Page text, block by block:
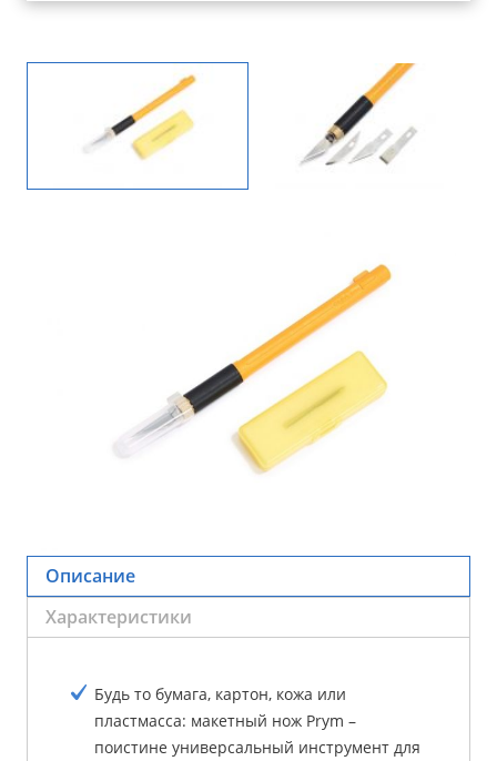
Описание
Характеристики
Будь то бумага, картон, кожа или
пластмасса: макетный нож Prym –
поистине универсальный инструмент для